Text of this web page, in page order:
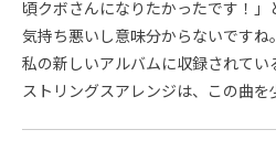
頃クボさんになりたかったです！」
気持ち悪いし意味分からないですね。
私の新しいアルバムに収録されてい
ストリングスアレンジは、この曲を